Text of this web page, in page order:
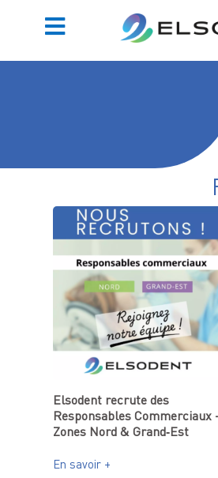
Elsodent recrute des
Responsables Commerciaux
Zones Nord & Grand‑Est
En savoir +